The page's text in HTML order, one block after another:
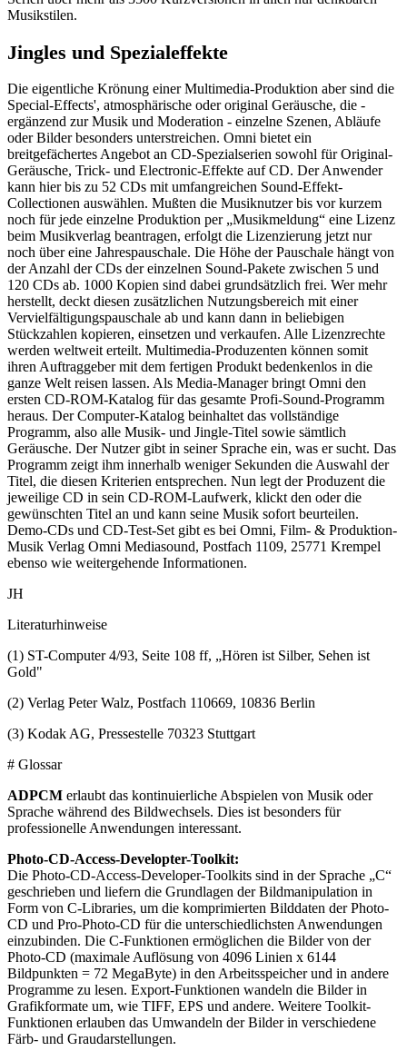
Musikstilen.
Jingles und Spezialeffekte
Die eigentliche Krönung einer Multimedia-Produktion aber sind die
Special-Effects', atmosphärische oder original Geräusche, die -
ergänzend zur Musik und Moderation - einzelne Szenen, Abläufe
oder Bilder besonders unterstreichen. Omni bietet ein
breitgefächertes Angebot an CD-Spezialserien sowohl für Original-
Geräusche, Trick- und Electronic-Effekte auf CD. Der Anwender
kann hier bis zu 52 CDs mit umfangreichen Sound-Effekt-
Collectionen auswählen. Mußten die Musiknutzer bis vor kurzem
noch für jede einzelne Produktion per „Musikmeldung“ eine Lizenz
beim Musikverlag beantragen, erfolgt die Lizenzierung jetzt nur
noch über eine Jahrespauschale. Die Höhe der Pauschale hängt von
der Anzahl der CDs der einzelnen Sound-Pakete zwischen 5 und
120 CDs ab. 1000 Kopien sind dabei grundsätzlich frei. Wer mehr
herstellt, deckt diesen zusätzlichen Nutzungsbereich mit einer
Vervielfältigungspauschale ab und kann dann in beliebigen
Stückzahlen kopieren, einsetzen und verkaufen. Alle Lizenzrechte
werden weltweit erteilt. Multimedia-Produzenten können somit
ihren Auftraggeber mit dem fertigen Produkt bedenkenlos in die
ganze Welt reisen lassen. Als Media-Manager bringt Omni den
ersten CD-ROM-Katalog für das gesamte Profi-Sound-Programm
heraus. Der Computer-Katalog beinhaltet das vollständige
Programm, also alle Musik- und Jingle-Titel sowie sämtlich
Geräusche. Der Nutzer gibt in seiner Sprache ein, was er sucht. Das
Programm zeigt ihm innerhalb weniger Sekunden die Auswahl der
Titel, die diesen Kriterien entsprechen. Nun legt der Produzent die
jeweilige CD in sein CD-ROM-Laufwerk, klickt den oder die
gewünschten Titel an und kann seine Musik sofort beurteilen.
Demo-CDs und CD-Test-Set gibt es bei Omni, Film- & Produktion-
Musik Verlag Omni Mediasound, Postfach 1109, 25771 Krempel
ebenso wie weitergehende Informationen.
JH
Literaturhinweise
(1) ST-Computer 4/93, Seite 108 ff, „Hören ist Silber, Sehen ist
Gold"
(2) Verlag Peter Walz, Postfach 110669, 10836 Berlin
(3) Kodak AG, Pressestelle 70323 Stuttgart
# Glossar
ADPCM erlaubt das kontinuierliche Abspielen von Musik oder
Sprache während des Bildwechsels. Dies ist besonders für
professionelle Anwendungen interessant.
Photo-CD-Access-Developter-Toolkit:
Die Photo-CD-Access-Developer-Toolkits sind in der Sprache „C“
geschrieben und liefern die Grundlagen der Bildmanipulation in
Form von C-Libraries, um die komprimierten Bilddaten der Photo-
CD und Pro-Photo-CD für die unterschiedlichsten Anwendungen
einzubinden. Die C-Funktionen ermöglichen die Bilder von der
Photo-CD (maximale Auflösung von 4096 Linien x 6144
Bildpunkten = 72 MegaByte) in den Arbeitsspeicher und in andere
Programme zu lesen. Export-Funktionen wandeln die Bilder in
Grafikformate um, wie TIFF, EPS und andere. Weitere Toolkit-
Funktionen erlauben das Umwandeln der Bilder in verschiedene
Färb- und Graudarstellungen.